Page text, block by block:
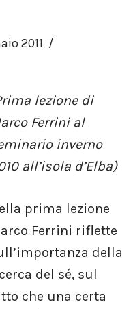
2011
lezione di
Ferrini al
inverno
all’isola d’Elba)
prima lezione
Ferrini riflette
della
del sé, sul
che una certa